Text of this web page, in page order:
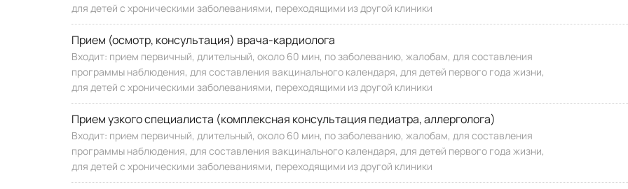
для детей с хроническими заболеваниями, переходящими из другой клиники
Прием (осмотр, консультация) врача-кардиолога
Входит: прием первичный, длительный, около 60 мин, по заболеванию, жалобам, для составления
программы наблюдения, для составления вакцинального календаря, для детей первого года жизни,
для детей с хроническими заболеваниями, переходящими из другой клиники
Прием узкого специалиста (комплексная консультация педиатра, аллерголога)
Входит: прием первичный, длительный, около 60 мин, по заболеванию, жалобам, для составления
программы наблюдения, для составления вакцинального календаря, для детей первого года жизни,
для детей с хроническими заболеваниями, переходящими из другой клиники